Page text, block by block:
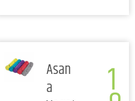
Asan
a 1